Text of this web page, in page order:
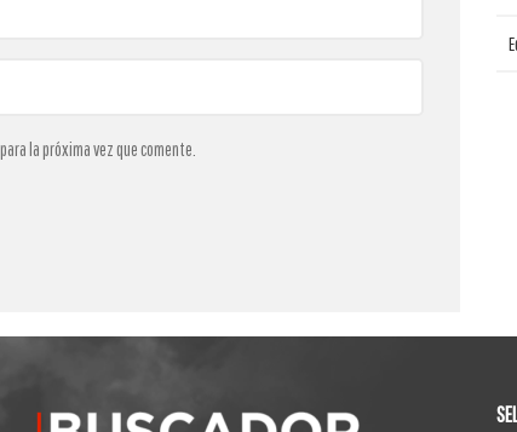
la próxima vez que comente.